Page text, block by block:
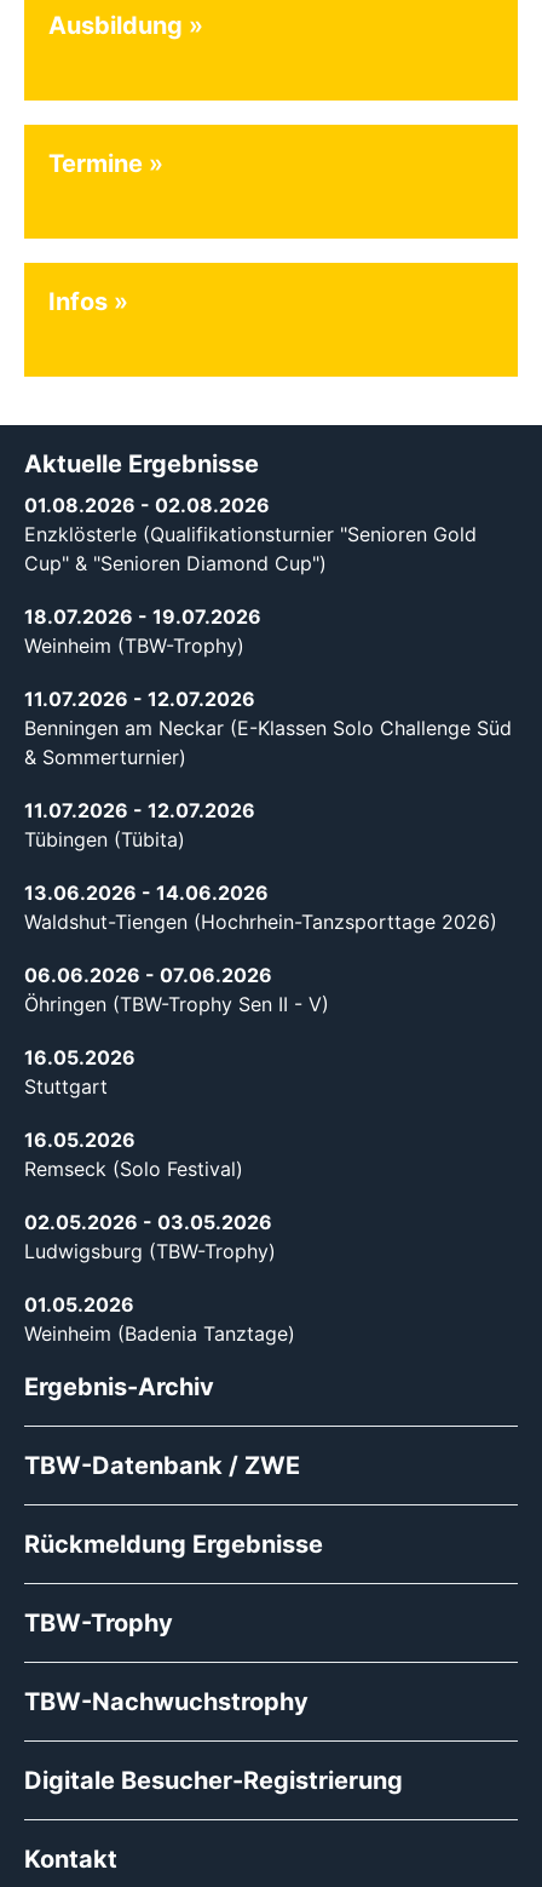
Ausbildung
Termine
Infos
Aktuelle Ergebnisse
01.08.2026 - 02.08.2026
Enzklösterle (Qualifikationsturnier "Senioren Gold
Cup" & "Senioren Diamond Cup")
18.07.2026 - 19.07.2026
Weinheim (TBW-Trophy)
11.07.2026 - 12.07.2026
Benningen am Neckar (E-Klassen Solo Challenge Süd
& Sommerturnier)
11.07.2026 - 12.07.2026
Tübingen (Tübita)
13.06.2026 - 14.06.2026
Waldshut-Tiengen (Hochrhein-Tanzsporttage 2026)
06.06.2026 - 07.06.2026
Öhringen (TBW-Trophy Sen II - V)
16.05.2026
Stuttgart
16.05.2026
Remseck (Solo Festival)
02.05.2026 - 03.05.2026
Ludwigsburg (TBW-Trophy)
01.05.2026
Weinheim (Badenia Tanztage)
Ergebnis-Archiv
TBW-Datenbank / ZWE
Rückmeldung Ergebnisse
TBW-Trophy
TBW-Nachwuchstrophy
Digitale Besucher-Registrierung
Kontakt